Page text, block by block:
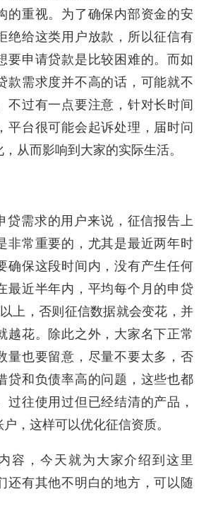
的重视。为了确保内部资金的安
绝给这类用户放款，所以征信有
要申请贷款是比较困难的。而如
款需求度并不高的话，可能就不
不过有一点要注意，针对长时间
平台很可能会起诉处理，届时问
从而影响到大家的实际生活。
贷需求的用户来说，征信报告上
非常重要的，尤其是最近两年时
确保这段时间内，没有产生任何
最近半年内，平均每个月的申贷
上，否则征信数据就会变花，并
越花。除此之外，大家名下正常
量也要留意，尽量不要太多，否
贷和负债率高的问题，这些也都
过往使用过但已经结清的产品，
，这样可以优化征信资质。
容，今天就为大家介绍到这里
还有其他不明白的地方，可以随